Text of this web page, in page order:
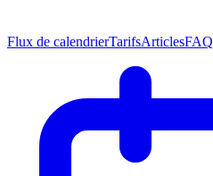
Flux de calendrierTarifsArticlesFAQ